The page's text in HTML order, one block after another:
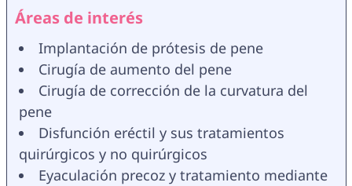
Áreas de interés
Implantación de prótesis de pene
Cirugía de aumento del pene
Cirugía de corrección de la curvatura del
pene
Disfunción eréctil y sus tratamientos
quirúrgicos y no quirúrgicos
Eyaculación precoz y tratamiento mediante